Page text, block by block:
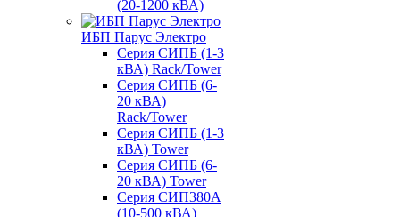
(20-1200 кВА)
ИБП Парус Электро
Серия СИПБ (1-3
кВА) Rack/Tower
Серия СИПБ (6-
20 кВА)
Rack/Tower
Серия СИПБ (1-3
кВА) Tower
Серия СИПБ (6-
20 кВА) Tower
Серия СИП380А
(10-500 кВА)